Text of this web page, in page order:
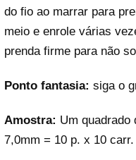
do fio ao marrar para
meio e enrole várias
prenda firme para não
Ponto fantasia: siga o
Amostra: Um quadrado
7,0mm = 10 p. x 10 carr.